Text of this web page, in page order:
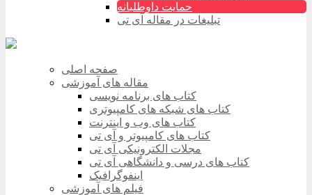
حمایت داوطلبانه
تبلیغات در مقاله آی تی
صفحه اصلی
مقاله های آموزشی
کتاب های برنامه نویسی
کتاب های شبکه های کامپیوتری
کتاب های وب و اینترنت
کتاب های کامپیوتر و آی تی
مجلات الکترونیکی آی تی
کتاب های درسی و دانشگاهی آی تی
اینفوگرافیک
فیلم های آموزشی